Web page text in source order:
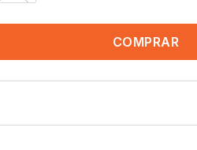
COMPRAR